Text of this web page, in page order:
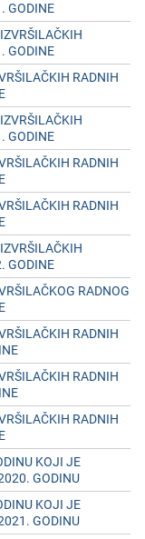
GODINЕ
GODINЕ
RADNIH
GODINE
RADNIH
RADNIH
GODINE
RADNOG
RADNIH
RADNIH
RADNIH
KOJI JE
GODINU
KOJI JЕ
GODINU